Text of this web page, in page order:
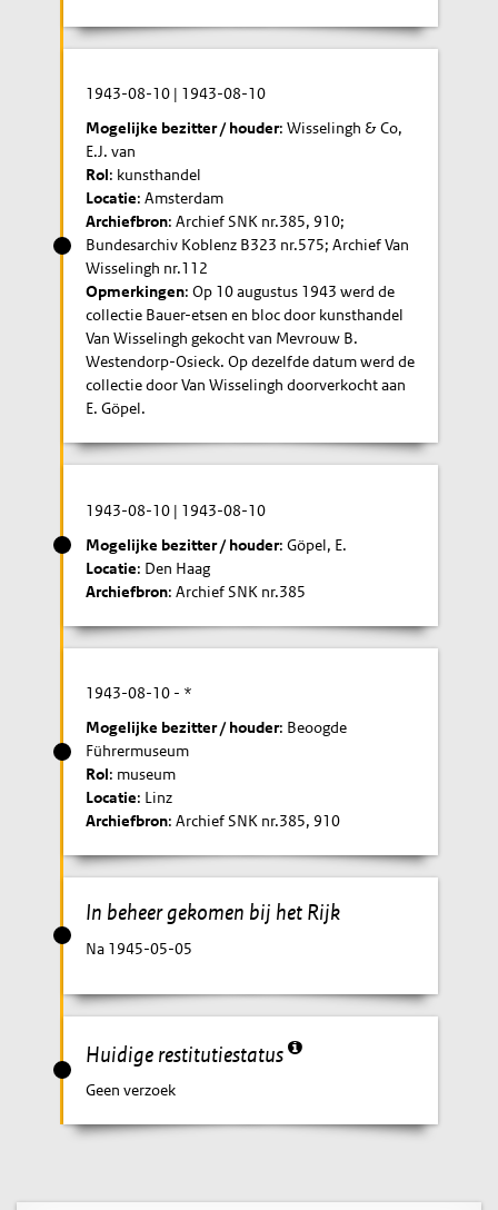
1943-08-10 | 1943-08-10
Mogelijke bezitter / houder: Wisselingh & Co,
E.J. van
Rol: kunsthandel
Locatie: Amsterdam
Archiefbron: Archief SNK nr.385, 910;
Bundesarchiv Koblenz B323 nr.575; Archief Van
Wisselingh nr.112
Opmerkingen: Op 10 augustus 1943 werd de
collectie Bauer-etsen en bloc door kunsthandel
Van Wisselingh gekocht van Mevrouw B.
Westendorp-Osieck. Op dezelfde datum werd de
collectie door Van Wisselingh doorverkocht aan
E. Göpel.
1943-08-10 | 1943-08-10
Mogelijke bezitter / houder: Göpel, E.
Locatie: Den Haag
Archiefbron: Archief SNK nr.385
1943-08-10 - *
Mogelijke bezitter / houder: Beoogde
Führermuseum
Rol: museum
Locatie: Linz
Archiefbron: Archief SNK nr.385, 910
In beheer gekomen bij het Rijk
Na 1945-05-05
Huidige restitutiestatus
Geen verzoek